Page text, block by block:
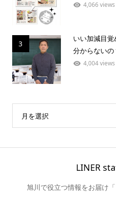
4,066 views
3
いい加減目
分からないの
4,004 views
月を選択
LINER
旭川で役立つ情報をお届け